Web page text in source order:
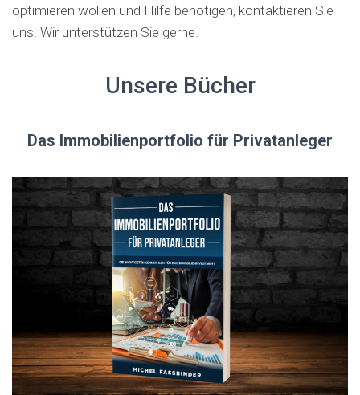
optimieren wollen und Hilfe benötigen, kontaktieren Sie
uns. Wir unterstützen Sie gerne.
Unsere Bücher
Das Immobilienportfolio für Privatanleger